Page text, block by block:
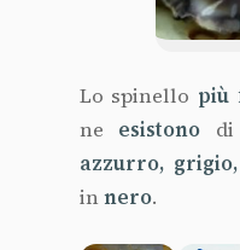
Lo spinello più
ne esistono di
azzurro,
innero.